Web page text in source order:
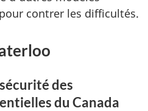
contrer les difficultés.
des
du Canada